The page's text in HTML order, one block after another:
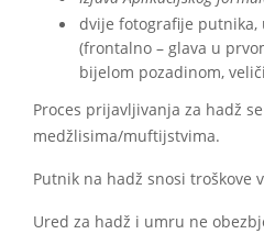
dvije fotografije
(frontalno – glava u
bijelom pozadinom,
Proces prijavljivanja za hadž
medžlisima/muftijstvima.
Putnik na hadž snosi troškove
Ured za hadž i umru ne